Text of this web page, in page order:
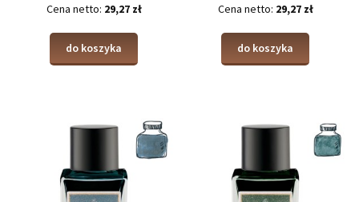
Cena netto: 29,27 zł
do koszyka
Cena netto: 29,27 zł
do koszyka